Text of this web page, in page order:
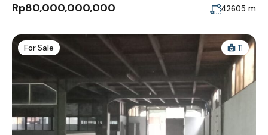
Rp80,000,000,000 42605 m
For Sale 11